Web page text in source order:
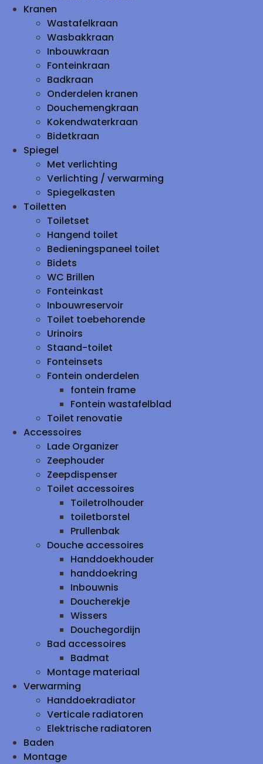
Kranen
Wastafelkraan
Wasbakkraan
Inbouwkraan
Fonteinkraan
Badkraan
Onderdelen kranen
Douchemengkraan
Kokendwaterkraan
Bidetkraan
Spiegel
Met verlichting
Verlichting / verwarming
Spiegelkasten
Toiletten
Toiletset
Hangend toilet
Bedieningspaneel toilet
Bidets
WC Brillen
Fonteinkast
Inbouwreservoir
Toilet toebehorende
Urinoirs
Staand-toilet
Fonteinsets
Fontein onderdelen
fontein frame
Fontein wastafelblad
Toilet renovatie
Accessoires
Lade Organizer
Zeephouder
Zeepdispenser
Toilet accessoires
Toiletrolhouder
toiletborstel
Prullenbak
Douche accessoires
Handdoekhouder
handdoekring
Inbouwnis
Doucherekje
Wissers
Douchegordijn
Bad accessoires
Badmat
Montage materiaal
Verwarming
Handdoekradiator
Verticale radiatoren
Elektrische radiatoren
Baden
Montage